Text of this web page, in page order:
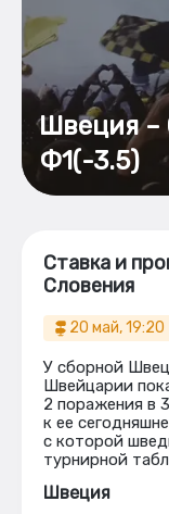
Швеция –
Ф1(-3.5)
Ставка и
Словения
20 май, 19:20
У сборной
Швейцарии
2 поражения в
к ее
с которой
турнирной
Швеция